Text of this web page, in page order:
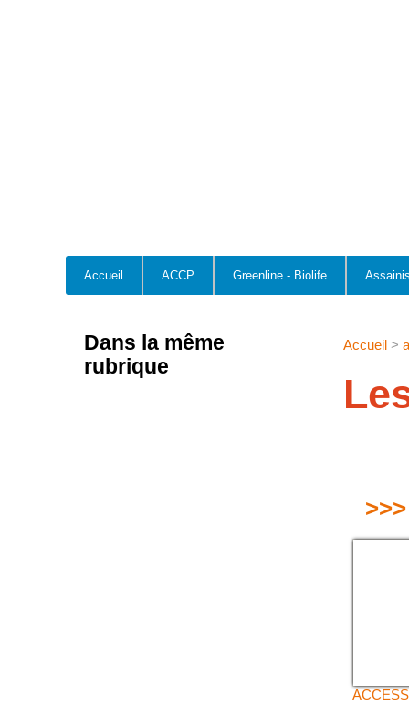
Accueil ACCP Greenline - Biolife
Dans la même
rubrique
Accueil >